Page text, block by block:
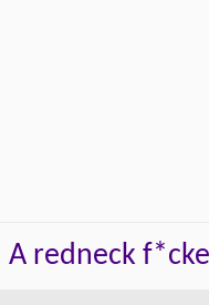
A redneck